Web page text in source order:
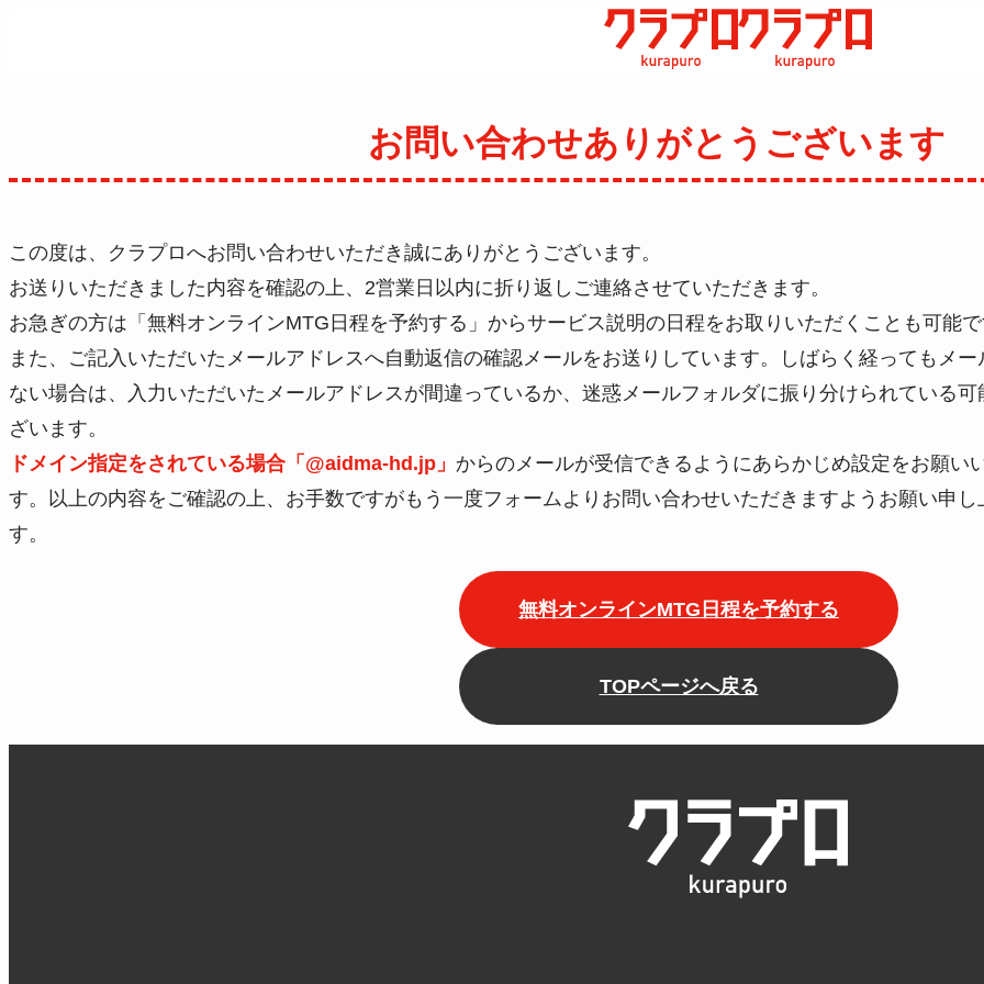
お問い合わせありがとうございます
この度は、クラプロへお問い合わせいただき誠にありがとうございます。
お送りいただきました内容を確認の上、2営業日以内に折り返しご連絡させていただきます。
お急ぎの方は「無料オンラインMTG日程を予約する」からサービス説明の日程をお取りいただくことも可能
また、ご記入いただいたメールアドレスへ自動返信の確認メールをお送りしています。しばらく経ってもメー
ない場合は、入力いただいたメールアドレスが間違っているか、迷惑メールフォルダに振り分けられている可
ざいます。
ドメイン指定をされている場合「@aidma-hd.jp」 からのメールが受信できるようにあらかじめ設定をお願い
す。以上の内容をご確認の上、お手数ですがもう一度フォームよりお問い合わせいただきますようお願い申し
す。
無料オンラインMTG日程を予約する
TOPページへ戻る